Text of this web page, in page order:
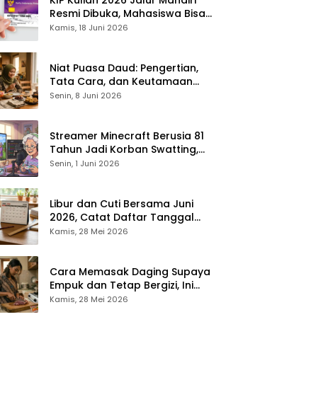
Resmi Dibuka, Mahasiswa Bisa
Dapat Bantuan hingga Rp1,4
Kamis, 18 Juni 2026
Niat Puasa Daud: Pengertian,
Tata Cara, dan Keutamaan
yang Perlu Diketahui Umat
Senin, 8 Juni 2026
Streamer Minecraft Berusia 81
Tahun Jadi Korban Swatting,
Polisi Kepung Rumah Saat
Senin, 1 Juni 2026
Libur dan Cuti Bersama Juni
2026, Catat Daftar Tanggal
Merah dan Long Weekendnya
Kamis, 28 Mei 2026
Cara Memasak Daging Supaya
Empuk dan Tetap Bergizi, Ini
Tipsnya
Kamis, 28 Mei 2026